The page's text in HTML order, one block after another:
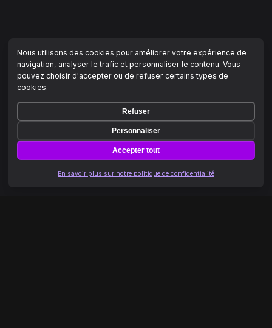
Nous utilisons des cookies pour améliorer votre expérience de
navigation, analyser le trafic et personnaliser le contenu. Vous
pouvez choisir d'accepter ou de refuser certains types de
cookies.
Refuser
Personnaliser
Accepter tout
En savoir plus sur notre politique de confidentialité